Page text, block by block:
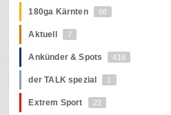
180ga Kärnten 68
Aktuell 7
Ankünder & Spots 418
der TALK spezial 1
Extrem Sport 22